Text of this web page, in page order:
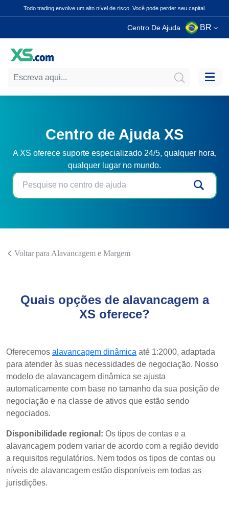
Todo trading envolve um alto nível de risco. Você pode perder seu capital.
Centro De Ajuda BR
Centro de Ajuda XS
A XS oferece suporte especializado 24/5, qualquer hora,
qualquer lugar no mundo.
Voltar para Alavancagem e Margem
Quais opções de alavancagem a
XS oferece?
Oferecemos alavancagem dinâmica até 1:2000, adaptada
para atender às suas necessidades de negociação. Nosso
modelo de alavancagem dinâmica se ajusta
automaticamente com base no tamanho da sua posição de
negociação e na classe de ativos que estão sendo
negociados.
Disponibilidade regional: Os tipos de contas e a
alavancagem podem variar de acordo com a região devido
a requisitos regulatórios. Nem todos os tipos de contas ou
níveis de alavancagem estão disponíveis em todas as
jurisdições.